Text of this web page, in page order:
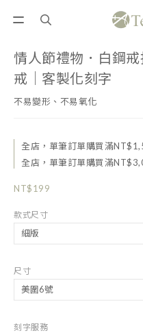
情人節禮物．白鋼
戒｜客製化刻字
不易變形、不易氧化
全店，單筆訂單購買滿
全店，單筆訂單購買滿
NT$199
款式尺寸
尺寸
刻字服務